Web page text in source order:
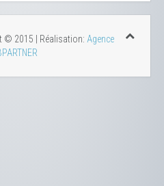
© 2015 | Réalisation: Agence